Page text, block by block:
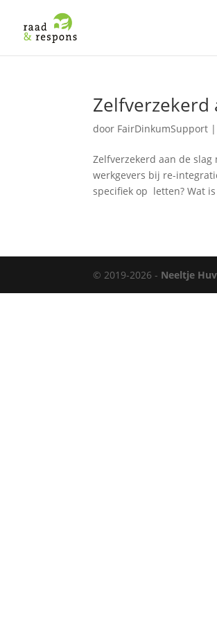
Zelfverzekerd
door FairDinkumSupport |
Zelfverzekerd aan de
werkgevers bij re-
specifiek op letten? Wat
© 2019-2026 - Neeltje